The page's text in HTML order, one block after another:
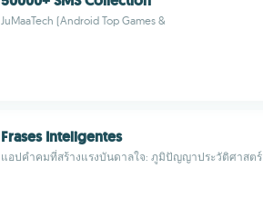
JuMaaTech (Android Top Games &
Frases Inteligentes
แอปคำคมที่สร้างแรงบันดาลใจ: ภูมิปัญญาประวัติศาสตร์